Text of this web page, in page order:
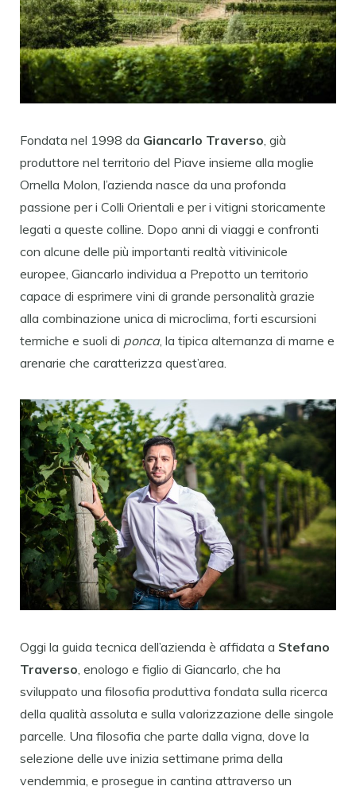
Fondata nel 1998 da Giancarlo Traverso, già
produttore nel territorio del Piave insieme alla moglie
Ornella Molon, l’azienda nasce da una profonda
passione per i Colli Orientali e per i vitigni storicamente
legati a queste colline. Dopo anni di viaggi e confronti
con alcune delle più importanti realtà vitivinicole
europee, Giancarlo individua a Prepotto un territorio
capace di esprimere vini di grande personalità grazie
alla combinazione unica di microclima, forti escursioni
termiche e suoli di ponca, la tipica alternanza di marne e
arenarie che caratterizza quest’area.
Oggi la guida tecnica dell’azienda è affidata a Stefano
Traverso, enologo e figlio di Giancarlo, che ha
sviluppato una filosofia produttiva fondata sulla ricerca
della qualità assoluta e sulla valorizzazione delle singole
parcelle. Una filosofia che parte dalla vigna, dove la
selezione delle uve inizia settimane prima della
vendemmia, e prosegue in cantina attraverso un